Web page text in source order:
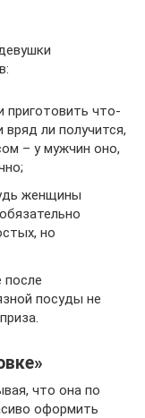
приготовить что-
ли получится,
– у мужчин оно,
женщины
но
после
посуды не
что она по
оформить